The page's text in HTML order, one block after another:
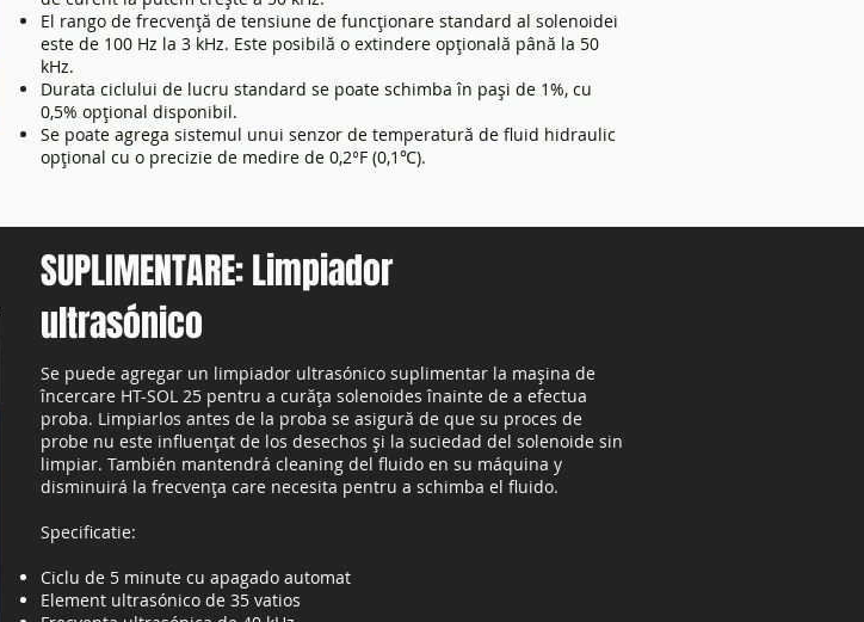
El rango de frecvență de tensiune de funcționare standard al solenoidei
este de 100 Hz la 3 kHz. Este posibilă o extindere opțională până la 50
kHz.
Durata ciclului de lucru standard se poate schimba în pași de 1%, cu
0,5% opțional disponibil.
Se poate agrega sistemul unui senzor de temperatură de fluid hidraulic
opțional cu o precizie de medire de 0,2°F (0,1℃).
SUPLIMENTARE: Limpiador
ultrasónico
Se puede agregar un limpiador ultrasónico suplimentar la mașina de
încercare HT-SOL 25 pentru a curăța solenoides înainte de a efectua
proba. Limpiarlos antes de la proba se asigură de que su proces de
probe nu este influențat de los desechos și la suciedad del solenoide sin
limpiar. También mantendrá cleaning del fluido en su máquina y
disminuirá la frecvența care necesita pentru a schimba el fluido.
Specificatie:
Ciclu de 5 minute cu apagado automat
Element ultrasónico de 35 vatios